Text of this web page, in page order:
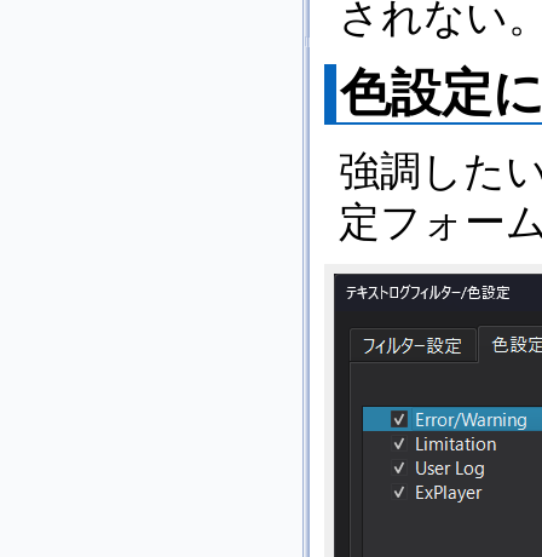
されない
色設定
強調した
定フォー